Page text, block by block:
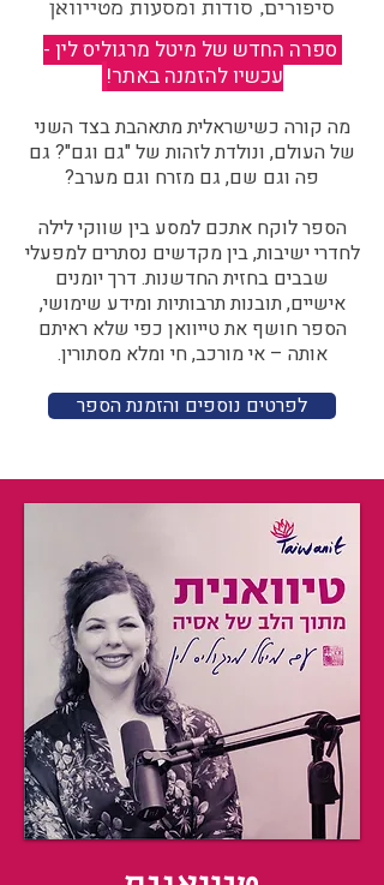
סיפורים, סודות ומסעות מטייוואן
ספרה החדש של מיטל מרגוליס לין -
עכשיו להזמנה באתר!
מה קורה כשישראלית מתאהבת בצד השני
של העולם, ונולדת לזהות של "גם וגם"? גם
פה וגם שם, גם מזרח וגם מערב?​​
הספר לוקח אתכם למסע בין שווקי לילה
לחדרי ישיבות, בין מקדשים נסתרים למפעלי
שבבים בחזית החדשנות. דרך יומנים
אישיים, תובנות תרבותיות ומידע שימושי,
הספר חושף את טייוואן כפי שלא ראיתם
אותה – אי מורכב, חי ומלא מסתורין.
לפרטים נוספים והזמנת הספר